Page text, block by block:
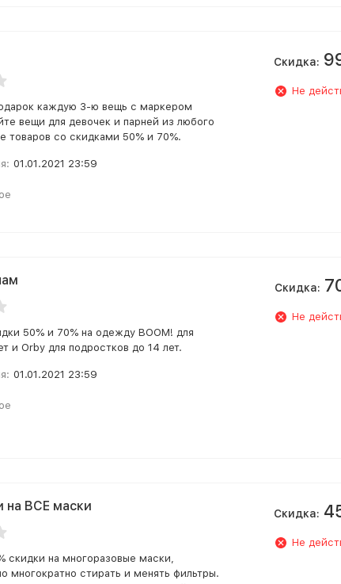
каждую 3-ю вещь с маркером
вещи для девочек и парней из любого
товаров со скидками 50% и 70%.
01.01.2021 23:59
Скидка:
Не
50% и 70% на одежду BOOM! для
и Orby для подростков до 14 лет.
01.01.2021 23:59
Скидка:
Не
на ВСЕ маски
скидки на многоразовые маски,
многократно стирать и менять фильтры.
Скидка:
Не